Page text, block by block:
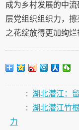
成为乡村发展的中
层党组织组织力，
之花绽放得更加绚烂
: 湖北潜江：
: 湖北潜江竹
力